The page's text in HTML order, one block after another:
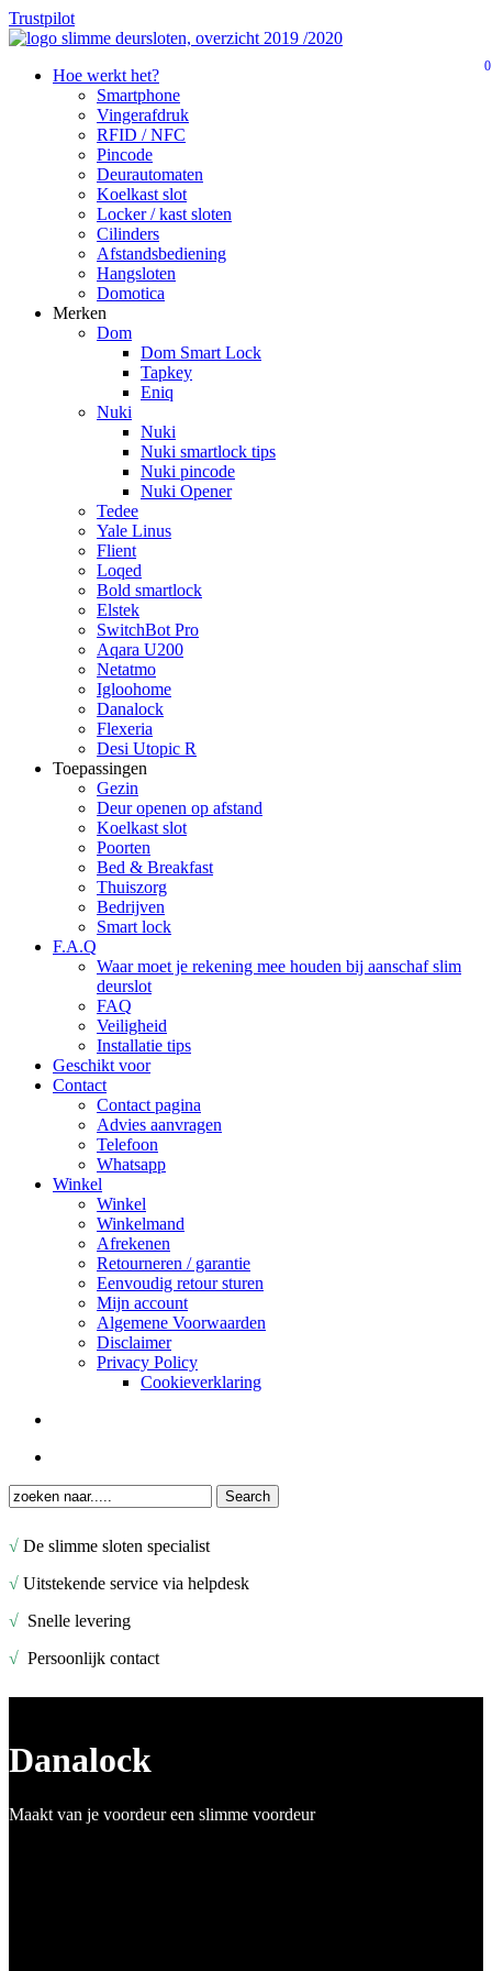
Skip
to
content
Trustpilot
search 0
Menu
Hoe werkt het?
Smartphone
Vingerafdruk
RFID / NFC
Pincode
Deurautomaten
Koelkast slot
Locker / kast sloten
Cilinders
Afstandsbediening
Hangsloten
Domotica
Merken
Dom
Dom Smart Lock
Tapkey
Eniq
Nuki
Nuki
Nuki smartlock tips
Nuki pincode
Nuki Opener
Tedee
Yale Linus
Flient
Loqed
Bold smartlock
Elstek
SwitchBot Pro
Aqara U200
Netatmo
Igloohome
Danalock
Flexeria
Desi Utopic R
Toepassingen
Gezin
Deur openen op afstand
Koelkast slot
Poorten
Bed & Breakfast
Thuiszorg
Bedrijven
Smart lock
F.A.Q
Waar moet je rekening mee houden bij aanschaf slim
deurslot
FAQ
Veiligheid
Installatie tips
Geschikt voor
Contact
Contact pagina
Advies aanvragen
Telefoon
Whatsapp
Winkel
Winkel
Winkelmand
Afrekenen
Retourneren / garantie
Eenvoudig retour sturen
Mijn account
Algemene Voorwaarden
Disclaimer
Privacy Policy
Cookieverklaring
Search
Search
√ De slimme sloten specialist
√ Uitstekende service via helpdesk
√ Snelle levering
√ Persoonlijk contact
Danalock
Maakt van je voordeur een slimme voordeur